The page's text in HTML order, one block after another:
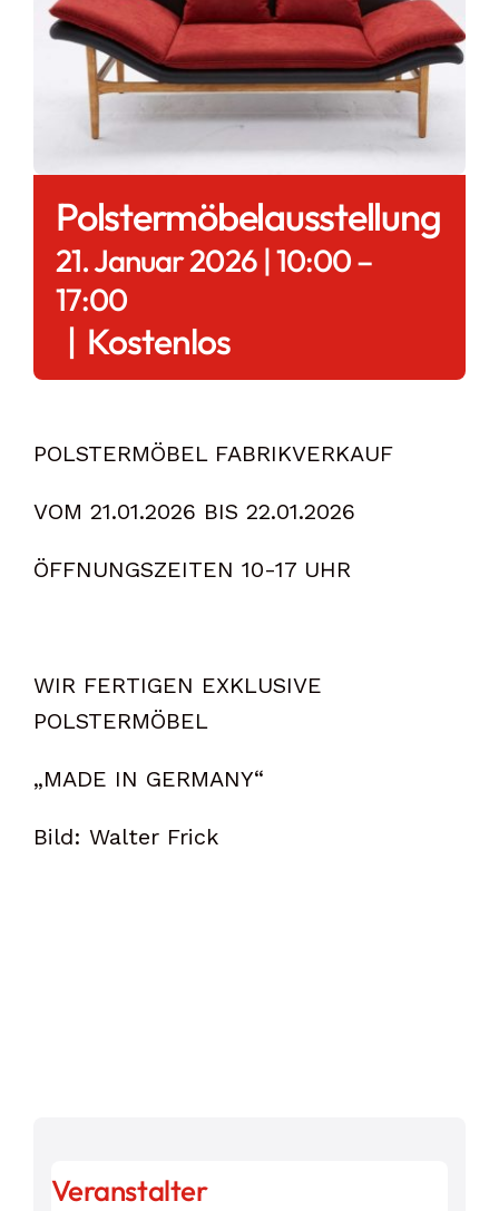
Polstermöbelausstellung
21. Januar 2026 | 10:00–
17:00
| Kostenlos
POLSTERMÖBEL FABRIKVERKAUF
VOM 21.01.2026 BIS 22.01.2026
ÖFFNUNGSZEITEN 10-17 UHR
WIR FERTIGEN EXKLUSIVE
POLSTERMÖBEL
„MADE IN GERMANY“
Bild: Walter Frick
Veranstalter